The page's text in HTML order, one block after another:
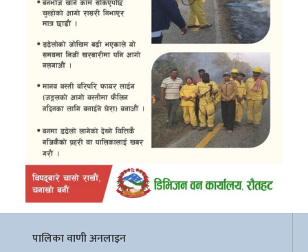
पालिका वाणी अनलाइन